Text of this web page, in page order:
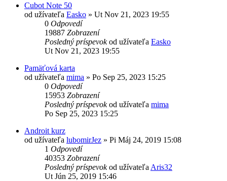
Cubot Note 50
od užívateľa Easko » Ut Nov 21, 2023 19:55
0 Odpovedí
19887 Zobrazení
Posledný príspevokod užívateľa Easko
Ut Nov 21, 2023 19:55
Pamäťová karta
od užívateľa mima » Po Sep 25, 2023 15:25
0 Odpovedí
15953 Zobrazení
Posledný príspevokod užívateľa mima
Po Sep 25, 2023 15:25
Androit kurz
od užívateľa lubomirJez » Pi Máj 24, 2019 15:08
1 Odpovedí
40353 Zobrazení
Posledný príspevokod užívateľa Aris32
Ut Jún 25, 2019 15:46